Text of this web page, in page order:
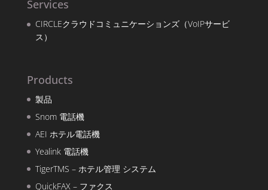
Services
CIRCLEクラウドコミュニケーションズ（VoIPサービ
ス）
Products
製品
Snom 電話機
AEI ホテル電話機
Yealink 電話機
TigerTMS – ホテル管理 システム
QuickFAX – ファクス